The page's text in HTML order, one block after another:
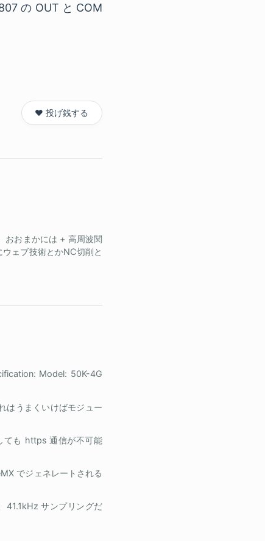
の OUT と COM
❤️ 投げ銭する
おおまかには + 高周波関
ェブ技術とかNC切削と
Model: 50K-4G
はうまくいけばモジュー
ても https 通信が不可能
でジェネレートされる
41.1kHz サンプリングだ